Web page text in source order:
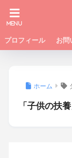
プロフィール お問
ホーム
「子供の扶